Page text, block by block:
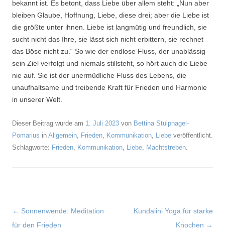
bekannt ist. Es betont, dass Liebe über allem steht: „Nun aber
bleiben Glaube, Hoffnung, Liebe, diese drei; aber die Liebe ist
die größte unter ihnen. Liebe ist langmütig und freundlich, sie
sucht nicht das Ihre, sie lässt sich nicht erbittern, sie rechnet
das Böse nicht zu.“ So wie der endlose Fluss, der unablässig
sein Ziel verfolgt und niemals stillsteht, so hört auch die Liebe
nie auf. Sie ist der unermüdliche Fluss des Lebens, die
unaufhaltsame und treibende Kraft für Frieden und Harmonie
in unserer Welt.
Dieser Beitrag wurde am 1. Juli 2023 von Bettina Stülpnagel-
Pomarius in Allgemein, Frieden, Kommunikation, Liebe veröffentlicht.
Schlagworte: Frieden, Kommunikation, Liebe, Machtstreben.
Beitragsnavigation
← Sonnenwende: Meditation
für den Frieden
Kundalini Yoga für starke
Knochen →